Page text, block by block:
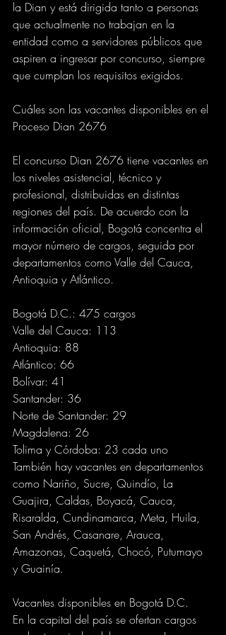
la Dian y está dirigida tanto a personas
que actualmente no trabajan en la
entidad como a servidores públicos que
aspiren a ingresar por concurso, siempre
que cumplan los requisitos exigidos.
Cuáles son las vacantes disponibles en el
Proceso Dian 2676
El concurso Dian 2676 tiene vacantes en
los niveles asistencial, técnico y
profesional, distribuidas en distintas
regiones del país. De acuerdo con la
información oficial, Bogotá concentra el
mayor número de cargos, seguida por
departamentos como Valle del Cauca,
Antioquia y Atlántico.
Bogotá D.C.: 475 cargos
Valle del Cauca: 113
Antioquia: 88
Atlántico: 66
Bolívar: 41
Santander: 36
Norte de Santander: 29
Magdalena: 26
Tolima y Córdoba: 23 cada uno
También hay vacantes en departamentos
como Nariño, Sucre, Quindío, La
Guajira, Caldas, Boyacá, Cauca,
Risaralda, Cundinamarca, Meta, Huila,
San Andrés, Casanare, Arauca,
Amazonas, Caquetá, Chocó, Putumayo
y Guainía.
Vacantes disponibles en Bogotá D.C.
En la capital del país se ofertan cargos